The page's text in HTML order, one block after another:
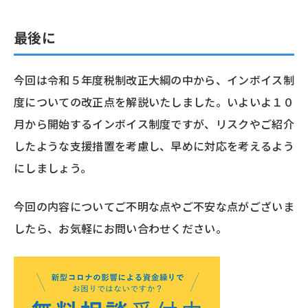
最後に
今回は令和５年度税制改正大綱の中から、インボイス制
度についての改正点を解説いたしました。いよいよ１０
月から開始するインボイス制度ですが、リスクやご紹介
したような支援措置を考慮し、早めに対応を考えるよう
にしましょう。
今回の内容についてご不明な点やご不安な点がございま
したら、お気軽にお問い合わせください。